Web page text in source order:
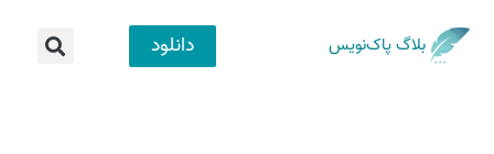
بلاگ پاک‌نویس دانلود